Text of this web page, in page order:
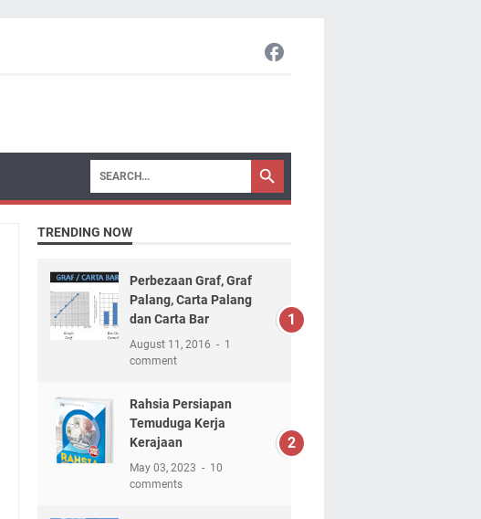
TRENDING NOW
Perbezaan Graf, Graf
Palang, Carta Palang
dan Carta Bar
August 11, 2016
1
comment
Rahsia Persiapan
Temuduga Kerja
Kerajaan
May 03, 2023
10
comments